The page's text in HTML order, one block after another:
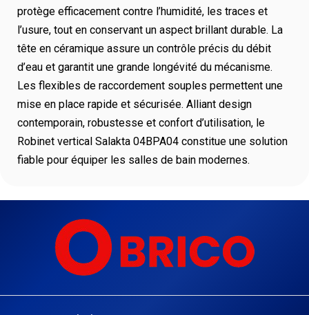
protège efficacement contre l’humidité, les traces et
l’usure, tout en conservant un aspect brillant durable. La
tête en céramique assure un contrôle précis du débit
d’eau et garantit une grande longévité du mécanisme.
Les flexibles de raccordement souples permettent une
mise en place rapide et sécurisée. Alliant design
contemporain, robustesse et confort d’utilisation, le
Robinet vertical Salakta 04BPA04 constitue une solution
fiable pour équiper les salles de bain modernes.